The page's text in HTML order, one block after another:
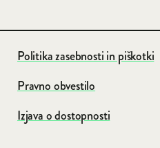
Politika zasebnosti in piškotki
Pravno obvestilo
Izjava o dostopnosti